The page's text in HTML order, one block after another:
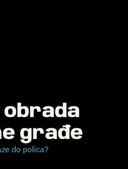
obrada
građe
do polica?